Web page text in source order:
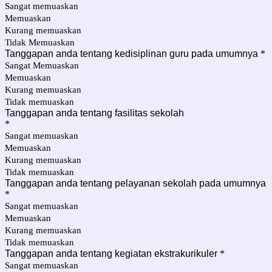
Sangat memuaskan
Memuaskan
Kurang memuaskan
Tidak Memuaskan
Tanggapan anda tentang kedisiplinan guru pada umumnya *
Sangat Memuaskan
Memuaskan
Kurang memuaskan
Tidak memuaskan
Tanggapan anda tentang fasilitas sekolah
*
Sangat memuaskan
Memuaskan
Kurang memuaskan
Tidak memuaskan
Tanggapan anda tentang pelayanan sekolah pada umumnya
*
Sangat memuaskan
Memuaskan
Kurang memuaskan
Tidak memuaskan
Tanggapan anda tentang kegiatan ekstrakurikuler *
Sangat memuaskan